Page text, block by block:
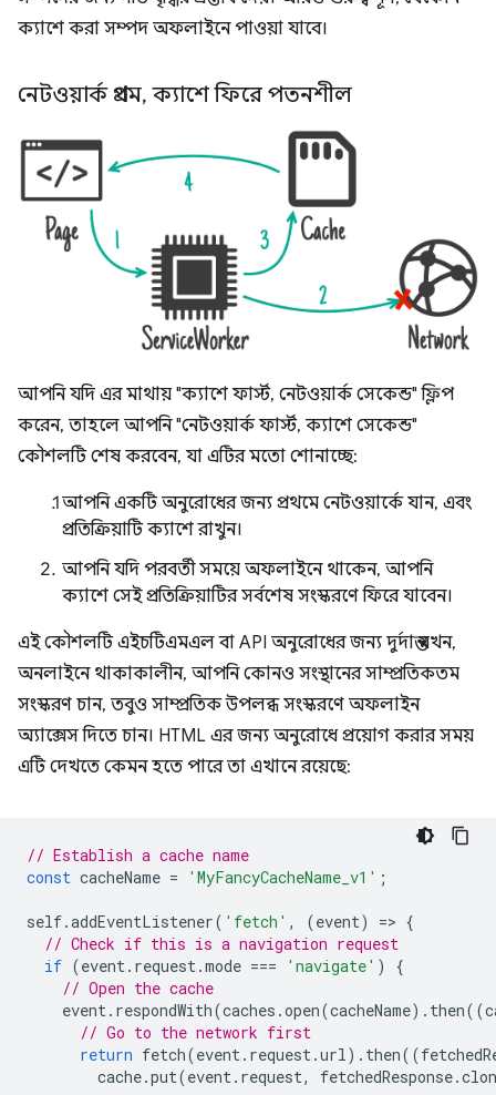
ক্যাশে করা সম্পদ অফলাইনে পাওয়া যাবে।
নেটওয়ার্ক প্রথম, ক্যাশে ফিরে পতনশীল
আপনি যদি এর মাথায় "ক্যাশে ফার্স্ট, নেটওয়ার্ক সেকেন্ড" ফ্লিপ
করেন, তাহলে আপনি "নেটওয়ার্ক ফার্স্ট, ক্যাশে সেকেন্ড"
কৌশলটি শেষ করবেন, যা এটির মতো শোনাচ্ছে:
আপনি একটি অনুরোধের জন্য প্রথমে নেটওয়ার্কে যান, এবং
প্রতিক্রিয়াটি ক্যাশে রাখুন।
আপনি যদি পরবর্তী সময়ে অফলাইনে থাকেন, আপনি
ক্যাশে সেই প্রতিক্রিয়াটির সর্বশেষ সংস্করণে ফিরে যাবেন।
এই কৌশলটি এইচটিএমএল বা API অনুরোধের জন্য দুর্দান্ত যখন,
অনলাইনে থাকাকালীন, আপনি কোনও সংস্থানের সাম্প্রতিকতম
সংস্করণ চান, তবুও সাম্প্রতিক উপলব্ধ সংস্করণে অফলাইন
অ্যাক্সেস দিতে চান। HTML এর জন্য অনুরোধে প্রয়োগ করার সময়
এটি দেখতে কেমন হতে পারে তা এখানে রয়েছে:
// Establish a cache name
const cacheName = 'MyFancyCacheName_v1' ;
self.addEventListener( 'fetch' , (event) => {
// Check if this is a navigation request
if (event. request.mode === 'navigate' )
{
// Open the cache
event. respondWith(caches .open(cacheName). then((
// Go to the network first
return fetch(event. request.url). then((
cache.put(event. request, fetchedResponse.